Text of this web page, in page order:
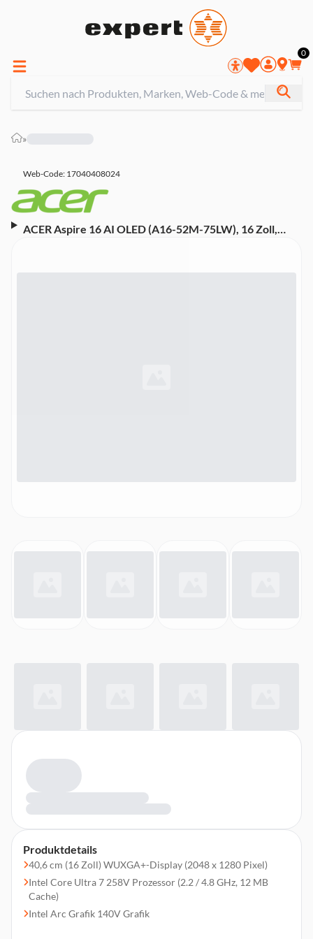
0
»
Web-Code: 17040408024
ACER Aspire 16 AI OLED (A16-52M-75LW), 16 Zoll,
Produktdetails
40,6 cm (16 Zoll) WUXGA+-Display (2048 x 1280 Pixel)
Intel Core Ultra 7 258V Prozessor (2.2 / 4.8 GHz, 12 MB
Cache)
Intel Arc Grafik 140V Grafik